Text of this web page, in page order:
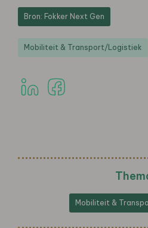
Bron: Fokker Next Gen
Mobiliteit & Transport/Logistiek
Mobiliteit &